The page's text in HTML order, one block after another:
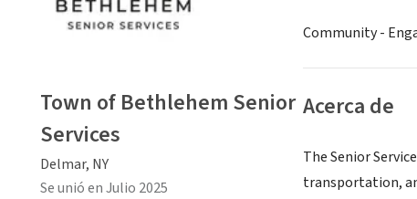
Community -
Acerca de
The Senior
transportation,
Town of Bethlehem Senior
Services
Delmar, NY
Se unió en Julio 2025